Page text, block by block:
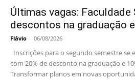
Últimas vagas: Faculdade
descontos na graduação
Flávio - 06/08/2026
Inscrições para o segundo semestre se
com 20% de desconto na graduação e
Transformar planos em novas